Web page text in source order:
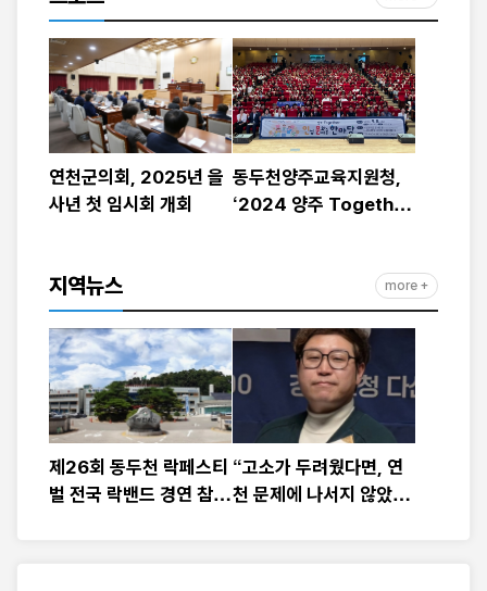
연천군의회, 2025년 을
사년 첫 임시회 개회
동두천양주교육지원청,
‘2024 양주 Together
지역뉴스 more +
제26회 동두천 락페스티
벌 전국 락밴드 경연 참가
“고소가 두려웠다면, 연
천 문제에 나서지 않았